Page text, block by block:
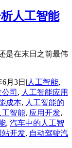
人工智能
是在末日之前最伟
6月3日 | 人工智能,
司 , 人工智能应用
成本, 人工智能的
工智能, 应用开发,
, 汽车中的人工智
站开发, 自动驾驶汽